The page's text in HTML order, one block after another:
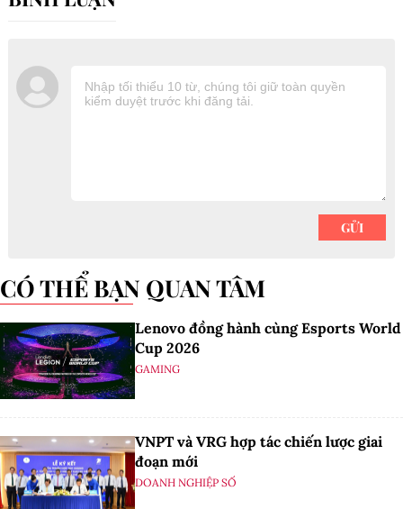
CÓ THỂ BẠN QUAN TÂM
Lenovo đồng hành cùng Esports World
Cup 2026
GAMING
VNPT và VRG hợp tác chiến lược giai
đoạn mới
DOANH NGHIỆP SỐ